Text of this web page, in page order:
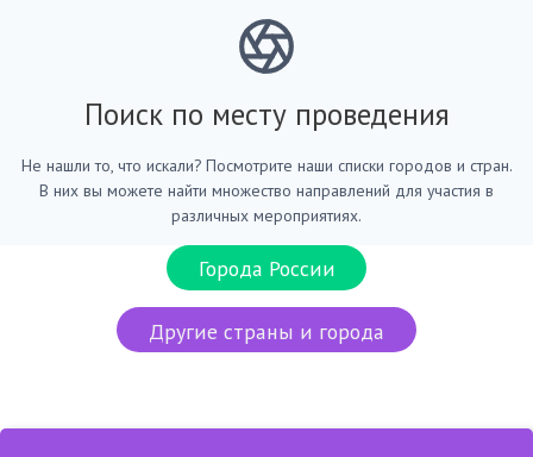
Поиск по месту проведения
Не нашли то, что искали? Посмотрите наши списки городов и стран.
В них вы можете найти множество направлений для участия в
различных мероприятиях.
Города России
Другие страны и города